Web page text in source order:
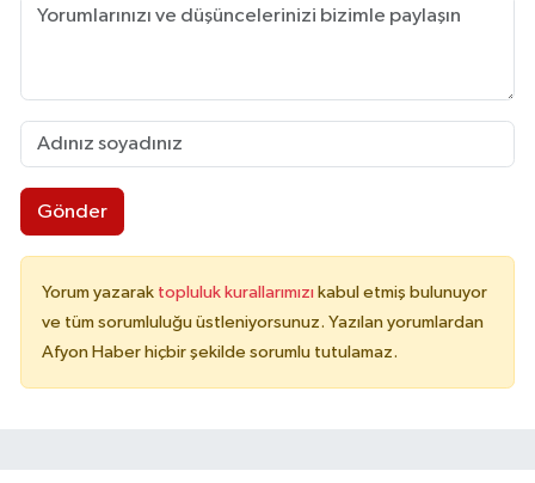
Gönder
Yorum yazarak topluluk kurallarımızı kabul etmiş bulunuyor
ve tüm sorumluluğu üstleniyorsunuz. Yazılan yorumlardan
Afyon Haber hiçbir şekilde sorumlu tutulamaz.